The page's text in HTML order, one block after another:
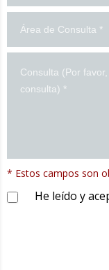
* Estos campos son
He leído y